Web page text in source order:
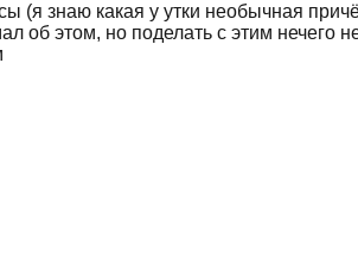
(я знаю какая у утки необычная
об этом, но поделать с этим нечего